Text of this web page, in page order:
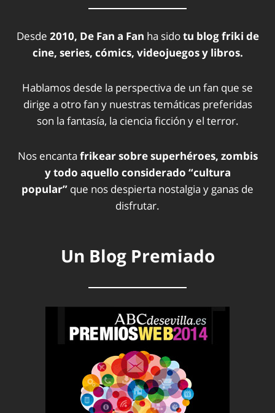
Desde 2010, De Fan a Fan ha sidotu blog friki de
cine, series, cómics, videojuegos y libros.
Hablamos desde la perspectiva de un fan que se
dirige a otro fan y nuestras temáticas preferidas
son la fantasía, la ciencia ficción y el terror.
Nos encanta frikear sobre superhéroes, zombis
y todo aquello considerado “cultura
popular” que nos despierta nostalgia y ganas de
disfrutar.
Un Blog Premiado